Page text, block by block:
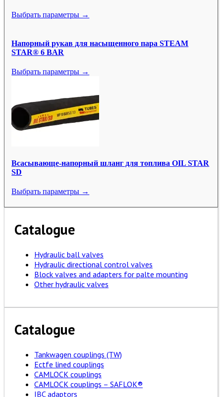
Выбрать параметры →
Напорный рукав для насыщенного пара STEAM
STAR® 6 BAR
Выбрать параметры →
Всасывающе-напорный шланг для топлива OIL STAR
SD
Выбрать параметры →
Catalogue
Hydraulic ball valves
Hydraulic directional control valves
Block valves and adapters for palte mounting
Other hydraulic valves
Catalogue
Tankwagen couplings (TW)
Ectfe lined couplings
CAMLOCK couplings
CAMLOCK couplings – SAFLOK®
IBC adaptors